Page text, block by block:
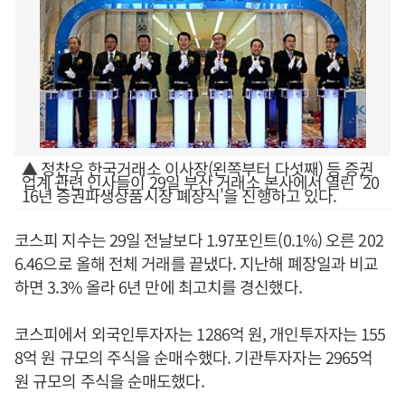
▲ 정찬우 한국거래소 이사장(왼쪽부터 다섯째) 등 증권
업계 관련 인사들이 29일 부산 거래소 본사에서 열린 '20
16년 증권파생상품시장 폐장식'을 진행하고 있다.
코스피 지수는 29일 전날보다 1.97포인트(0.1%) 오른 202
6.46으로 올해 전체 거래를 끝냈다. 지난해 폐장일과 비교
하면 3.3% 올라 6년 만에 최고치를 경신했다.
코스피에서 외국인투자자는 1286억 원, 개인투자자는 155
8억 원 규모의 주식을 순매수했다. 기관투자자는 2965억
원 규모의 주식을 순매도했다.